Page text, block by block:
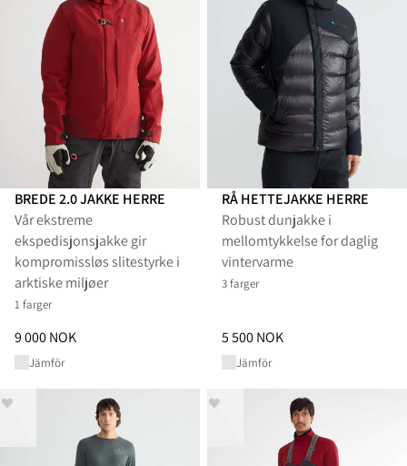
BREDE 2.0 JAKKE HERRE
Vår ekstreme
ekspedisjonsjakke gir
kompromissløs slitestyrke i
arktiske miljøer
1 farger
Pris:9 000 NOK, redusert fra 9 000 NOK
9 000 NOK
Jämför
RÅ HETTEJAKKE HERRE
Robust dunjakke i
mellomtykkelse for daglig
vintervarme
3 farger
Pris:5 500 NOK, redusert fra 5
5 500 NOK
Jämför